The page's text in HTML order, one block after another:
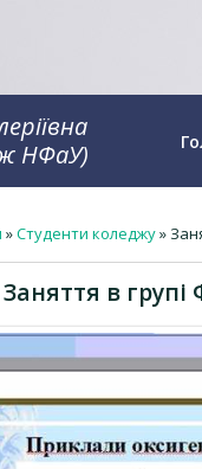
НФаУ)
»Студенти коледжу»
Заняття в